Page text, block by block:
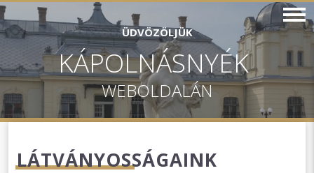
ÜDVÖZÖLJÜK
KÁPOLNÁSNYÉK
WEBOLDALÁN
LÁTVÁNYOSSÁGAINK